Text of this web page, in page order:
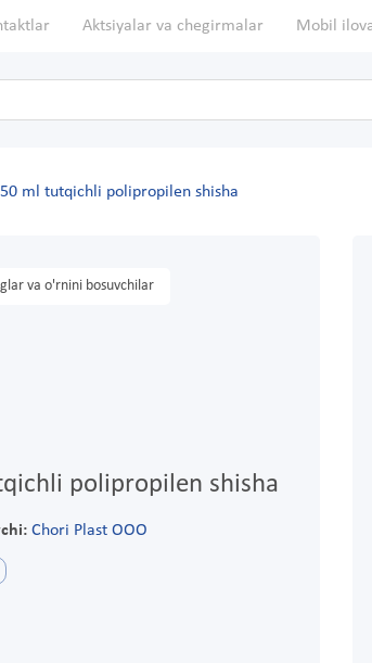
Aktsiyalar va chegirmalar Mobil
ml tutqichli polipropilen shisha
va o'rnini bosuvchilar
polipropilen shisha
Chori Plast OOO